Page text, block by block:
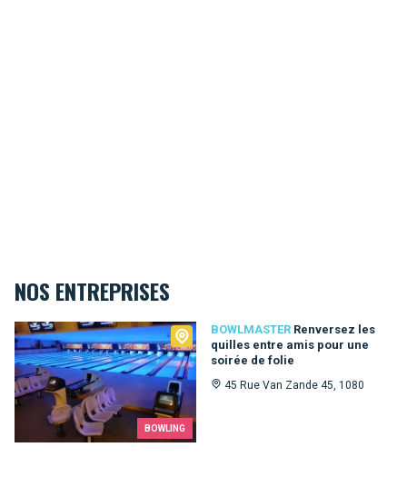
NOS ENTREPRISES
BOWLING
BOWLMASTER Renversez les
quilles entre amis pour une
soirée de folie
45 Rue Van Zande 45, 1080
Bowlmaster